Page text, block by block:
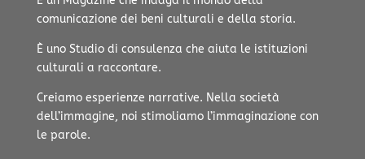
comunicazione dei beni culturali e della storia.
È uno Studio di consulenza che aiuta le istituzioni
culturali a raccontare.
Creiamo esperienze narrative. Nella società
dell’immagine, noi stimoliamo l’immaginazione con
le parole.